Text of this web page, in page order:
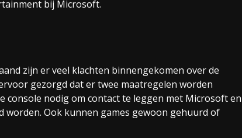
bij Microsoft.
zijn er veel klachten binnengekomen over de
gezorgd dat er twee maatregelen worden
console nodig om contact te leggen met Microsoft en
worden. Ook kunnen games gewoon gehuurd of